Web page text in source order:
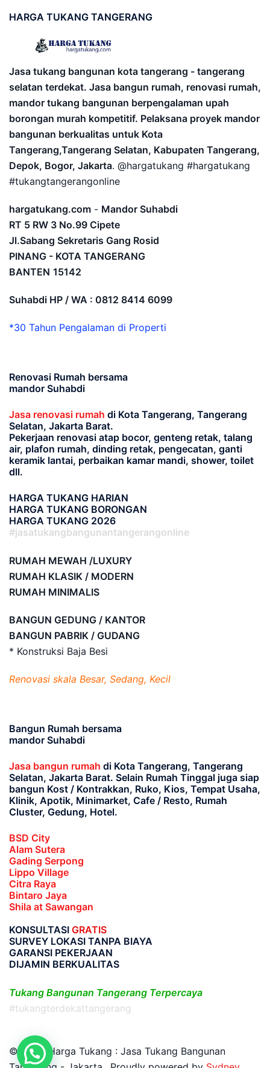
HARGA TUKANG TANGERANG
Jasa tukang bangunan kota tangerang - tangerang
selatan terdekat. Jasa bangun rumah, renovasi rumah,
mandor tukang bangunan berpengalaman upah
borongan murah kompetitif. Pelaksana proyek mandor
bangunan berkualitas untuk Kota
Tangerang,Tangerang Selatan, Kabupaten Tangerang,
Depok, Bogor, Jakarta. @hargatukang #hargatukang
#tukangtangerangonline
hargatukang.com - Mandor Suhabdi
RT 5 RW 3 No.99 Cipete
Jl.Sabang Sekretaris Gang Rosid
PINANG - KOTA TANGERANG
BANTEN 15142
Suhabdi HP / WA : 0812 8414 6099
*30 Tahun Pengalaman di Properti
Renovasi Rumah bersama
mandor Suhabdi
Jasa renovasi rumah di Kota Tangerang, Tangerang
Selatan, Jakarta Barat.
Pekerjaan renovasi atap bocor, genteng retak, talang
air, plafon rumah, dinding retak, pengecatan, ganti
keramik lantai, perbaikan kamar mandi, shower, toilet
dll.
HARGA TUKANG HARIAN
HARGA TUKANG BORONGAN
HARGA TUKANG 2026
#jasatukangbangunantangerangonline
RUMAH MEWAH /LUXURY
RUMAH KLASIK / MODERN
RUMAH MINIMALIS
BANGUN GEDUNG / KANTOR
BANGUN PABRIK / GUDANG
* Konstruksi Baja Besi
Renovasi skala Besar, Sedang, Kecil
Bangun Rumah bersama
mandor Suhabdi
Jasa bangun rumah di Kota Tangerang, Tangerang
Selatan, Jakarta Barat. Selain Rumah Tinggal juga siap
bangun Kost / Kontrakkan, Ruko, Kios, Tempat Usaha,
Klinik, Apotik, Minimarket, Cafe / Resto, Rumah
Cluster, Gedung, Hotel.
BSD City
Alam Sutera
Gading Serpong
Lippo Village
Citra Raya
Bintaro Jaya
Shila at Sawangan
KONSULTASI GRATIS
SURVEY LOKASI TANPA BIAYA
GARANSI PEKERJAAN
DIJAMIN BERKUALITAS
Tukang Bangunan Tangerang Terpercaya
#tukangterdekattangerang
© 2026 Harga Tukang : Jasa Tukang Bangunan